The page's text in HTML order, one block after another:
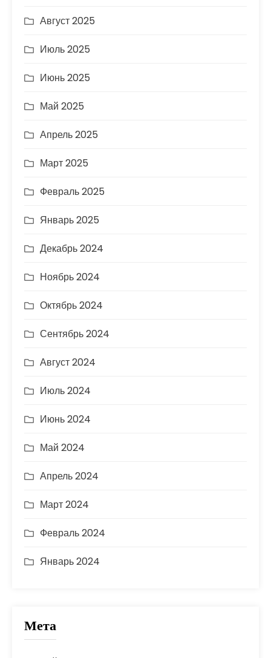
Август 2025
Июль 2025
Июнь 2025
Май 2025
Апрель 2025
Март 2025
Февраль 2025
Январь 2025
Декабрь 2024
Ноябрь 2024
Октябрь 2024
Сентябрь 2024
Август 2024
Июль 2024
Июнь 2024
Май 2024
Апрель 2024
Март 2024
Февраль 2024
Январь 2024
Мета